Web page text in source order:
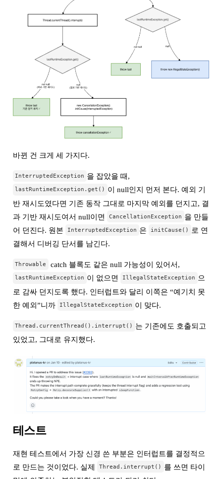
바뀐 건 크게 세 가지다.
InterruptedException 을 잡았을 때,
lastRuntimeException.get()
이 null인지 먼저 본다. 예외 기
반 재시도였다면 기존 동작 그대로 마지막 예외를 던지고, 결
과 기반 재시도여서 null이면
CancellationException 을 만들
어 던진다. 원본
InterruptedException 은 initCause()
로 연
결해서 디버깅 단서를 남긴다.
Throwable catch 블록도 같은 null 가능성이 있어서,
lastRuntimeException 이 없으면 IllegalStateException 으
로 감싸 던지도록 했다. 인터럽트와 달리 이쪽은 “예기치 못
한 예외”니까
IllegalStateException 이 맞다.
Thread.currentThread().interrupt()
는 기존에도 호출되고
있었고, 그대로 유지했다.
테스트
재현 테스트에서 가장 신경 쓴 부분은 인터럽트를 결정적으
로 만드는 것이었다. 실제
Thread.interrupt()
를 쓰면 타이